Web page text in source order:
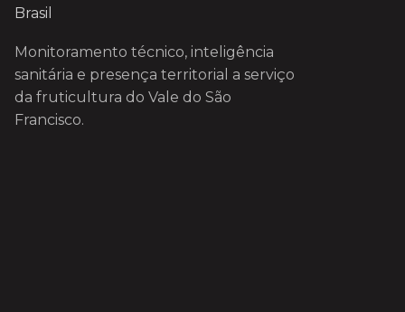
Monitoramento técnico, inteligência
sanitária e presença territorial a serviço
da fruticultura do Vale do São
Francisco.